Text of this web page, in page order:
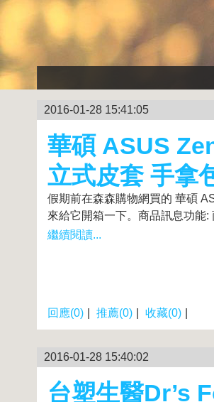
2016-01-28 15:41:05
華碩 ASUS
立式皮套 手拿
假期前在森森購物網買的 華碩
來給它開箱一下。商品訊息功能:
繼續閱讀...
回應(0) 推薦(0) 收藏(0)
2016-01-28 15:40:02
台塑生醫Dr’s